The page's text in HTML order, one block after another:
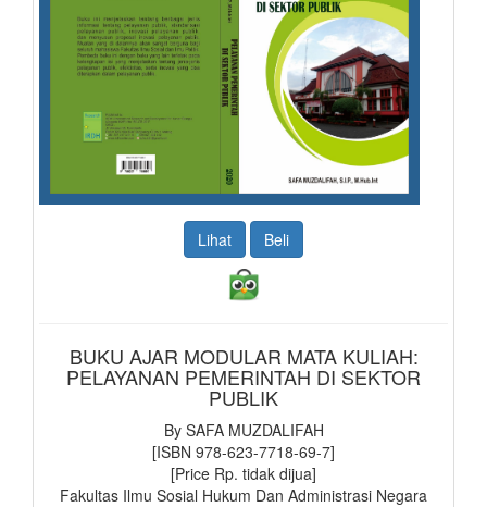
Lihat Beli
BUKU AJAR MODULAR MATA KULIAH:
PELAYANAN PEMERINTAH DI SEKTOR
PUBLIK
By SAFA MUZDALIFAH
[ISBN 978-623-7718-69-7]
[Price Rp. tidak dijua]
Fakultas Ilmu Sosial Hukum Dan Administrasi Negara